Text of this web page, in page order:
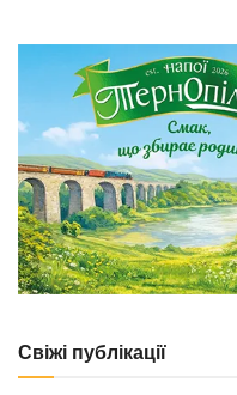
Свіжі публікації